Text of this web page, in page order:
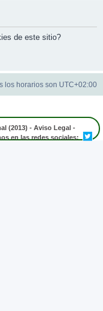
de este sitio?
los horarios son UTC+02:00
(2013) - Aviso Legal -
en las redes sociales: